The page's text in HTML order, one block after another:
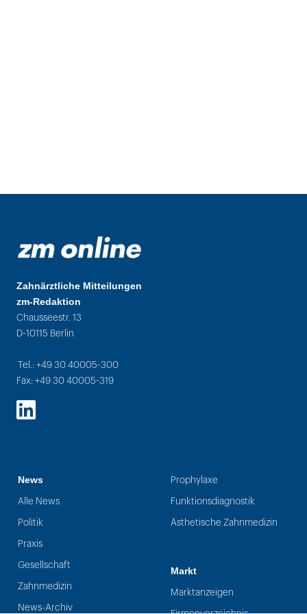
Zahnärztliche Mitteilungen
zm-Redaktion
Chausseestr. 13
D-10115 Berlin
Tel.: +49 30 40005-300
Fax: +49 30 40005-319
LinkedIn
News
Alle News
Politik
Praxis
Gesellschaft
Zahnmedizin
News-Archiv
Prophylaxe
Funktionsdiagnostik
Ästhetische Zahnmedizin
Markt
Marktanzeigen